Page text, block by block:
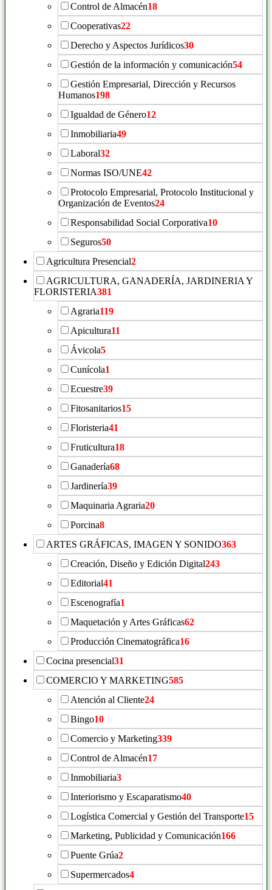
Control de Almacén18
Cooperativas22
Derecho y Aspectos Jurídicos30
Gestión de la información y comunicación54
Gestión Empresarial, Dirección y Recursos
Humanos198
Igualdad de Género12
Inmobiliaria49
Laboral32
Normas ISO/UNE42
Protocolo Empresarial, Protocolo Institucional y
Organización de Eventos24
Responsabilidad Social Corporativa10
Seguros50
Agricultura Presencial2
AGRICULTURA, GANADERÍA, JARDINERIA Y
FLORISTERIA381
Agraria119
Apicultura11
Ávicola5
Cunícola1
Ecuestre39
Fitosanitarios15
Floristeria41
Fruticultura18
Ganadería68
Jardinería39
Maquinaria Agraria20
Porcina8
ARTES GRÁFICAS, IMAGEN Y SONIDO363
Creación, Diseño y Edición Digital243
Editorial41
Escenografía1
Maquetación y Artes Gráficas62
Producción Cinematográfica16
Cocina presencial31
COMERCIO Y MARKETING585
Atención al Cliente24
Bingo10
Comercio y Marketing339
Control de Almacén17
Inmobiliaria3
Interiorismo y Escaparatismo40
Logística Comercial y Gestión del Transporte15
Marketing, Publicidad y Comunicación166
Puente Grúa2
Supermercados4